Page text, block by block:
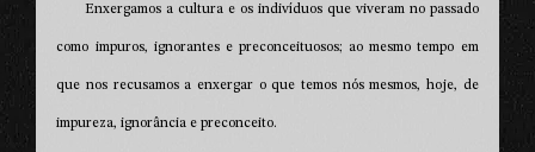
Enxergamos a cultura e os indivíduos que viveram no passado
como impuros, ignorantes e preconceituosos; ao mesmo tempo em
que nos recusamos a enxergar o que temos nós mesmos, hoje, de
impureza, ignorância e preconceito.